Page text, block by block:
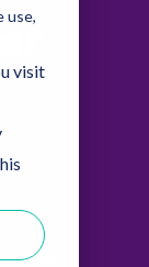
use,
visit
que